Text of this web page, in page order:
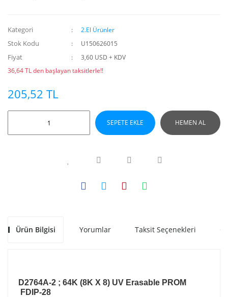
Kategori 2.El Ürünler
Stok Kodu U150626015
Fiyat
3,60 USD + KDV
36,64 TL den başlayan taksitlerle!!
205,52 TL
SEPETE EKLE HEMEN AL
Ürün Bilgisi Yorumlar Taksit Seçenekleri
D2764A-2 ; 64K (8K X 8) UV Erasable PROM
FDIP-28